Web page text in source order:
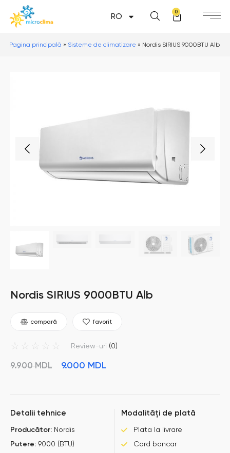
RO
0
Pagina principală » Sisteme de climatizare » Nordis SIRIUS 9000BTU Alb
Nordis SIRIUS 9000BTU Alb
compară favorit
☆ ☆ ☆ ☆ ☆ Review-uri (0)
9.900MDL 9.000 MDL
Detalii tehnice
Producător: Nordis
Putere: 9000 (BTU)
Modalități de plată
Plata la livrare
Card bancar